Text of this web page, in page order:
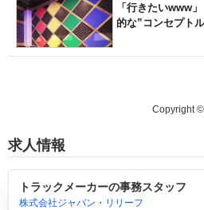
「行きたいwww
的な”コンセプト
Copyright
求人情報
トラックメーカーの事務スタッフ
株式会社ジャパン・リリーフ